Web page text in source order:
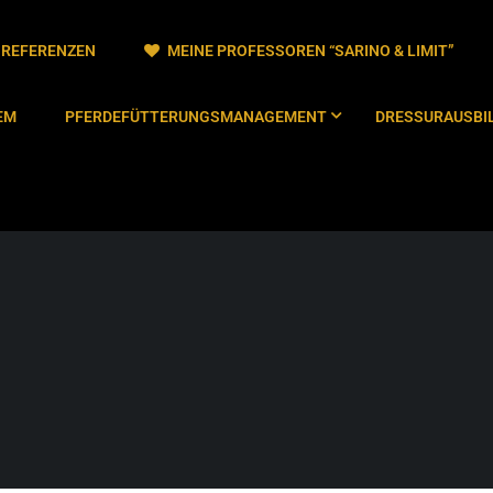
MEINE PROFESSOREN “SARINO & LIMIT”
PFERDEFÜTTERUNGSMANAGEMENT